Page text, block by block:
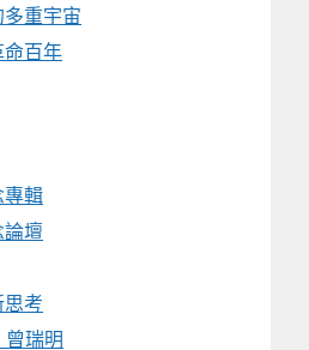
重宇宙
百年
輯
壇
考
瑞明